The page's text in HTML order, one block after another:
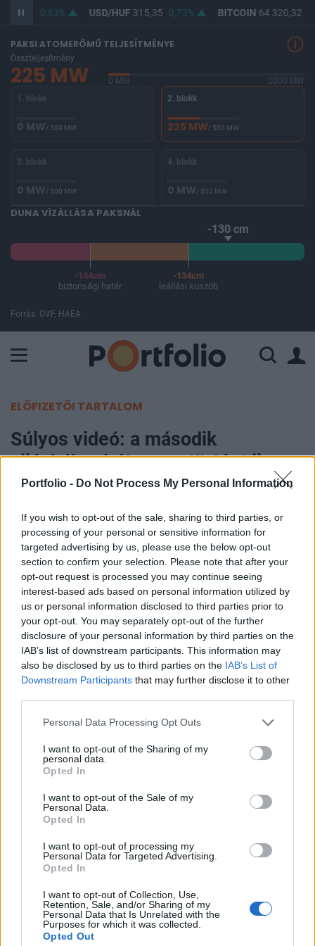
Portfolio - Do Not Process My Personal Information
If you wish to opt-out of the sale, sharing to third parties, or
processing of your personal or sensitive information for
targeted advertising by us, please use the below opt-out
section to confirm your selection. Please note that after your
opt-out request is processed you may continue seeing
interest-based ads based on personal information utilized by
us or personal information disclosed to third parties prior to
your opt-out. You may separately opt-out of the further
disclosure of your personal information by third parties on the
IAB’s list of downstream participants. This information may
also be disclosed by us to third parties on the IAB’s List of
Downstream Participants that may further disclose it to other
Personal Data Processing Opt Outs
I want to opt-out of the Sharing of my
personal data.
Opted In
I want to opt-out of the Sale of my
Personal Data.
Opted In
I want to opt-out of processing my
Personal Data for Targeted Advertising.
Opted In
I want to opt-out of Collection, Use,
Retention, Sale, and/or Sharing of my
Personal Data that Is Unrelated with the
Purposes for which it was collected.
Opted Out
364,00 0,63% USD/HUF315,35 0,73% BITCOIN64 320,32
PAKSI ATOMERŐMŰ TELJESÍTMÉNYE
Összteljesítmény
225 MW 0 MW
2000 MW
1. blokk
0 MW/ 500 MW
2. blokk
225 MW/ 500 MW
3. blokk
0 MW/ 500 MW
4. blokk
0 MW/ 500 MW
DUNA VÍZÁLLÁSA PAKSNÁL
-130 cm
-144cm
biztonsági határ
-134cm
leállási küszöb
Forrás: OVF, HAEA
ELŐFIZETŐI TARTALOM
Súlyos videó: a második
világháború óta nem történt ilyen
Oroszországgal
Portfolio
2023. május 23. 06:42
Hadizsákmánnyá tettek a Belgorod területére
behatoló szabotőrök / partizánok egy BTR-82A
típusú katonai járművet, ezzel olyan tettet vittek
véghez, melyre a második világháború óta nem
volt példa: külföldről behatoló, ellenséges katonák
orosz harcjárművet foglaltak el.
Szabad Oroszország Légió harcosai hadizsákmánnyá
tesznek egy BTR-82A típusú páncélozott harcjárművet,
melyet közvetlenül a behatolás után, a határátkelő
garázsában találtak. A járművet be is tudták indítani és
valószínűleg fel tudták használni...
KEDVES OLVASÓNK!
A keresett cikk a portfolio.hu hírarchívumához
regisztrációhoz kötött.
Az előfizetés a következőket tartalmazza: